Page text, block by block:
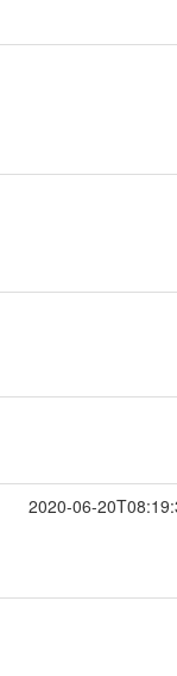
2020-06-